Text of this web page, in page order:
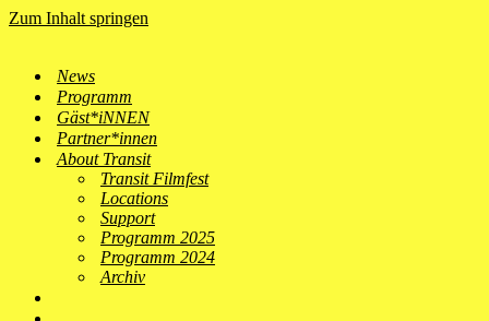
Zum Inhalt springen
News
Programm
Gäst*iNNEN
Partner*innen
About Transit
Transit Filmfest
Locations
Support
Programm 2025
Programm 2024
Archiv